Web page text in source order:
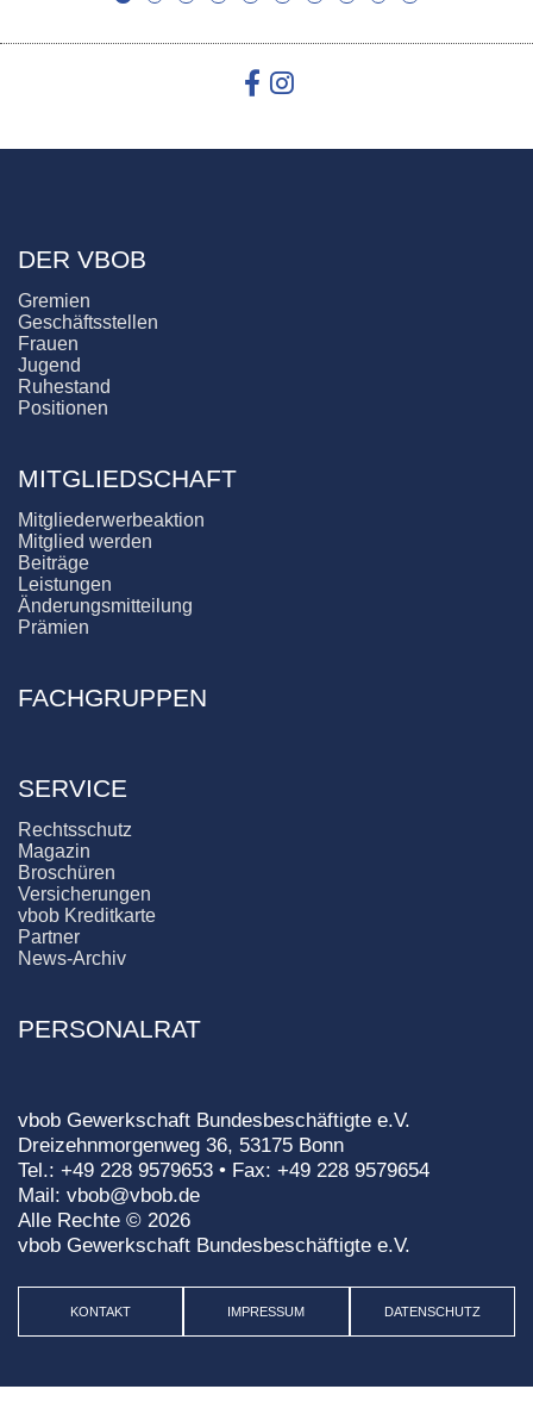
DER VBOB
Gremien
Geschäftsstellen
Frauen
Jugend
Ruhestand
Positionen
MITGLIEDSCHAFT
Mitgliederwerbeaktion
Mitglied werden
Beiträge
Leistungen
Änderungsmitteilung
Prämien
FACHGRUPPEN
SERVICE
Rechtsschutz
Magazin
Broschüren
Versicherungen
vbob Kreditkarte
Partner
News-Archiv
PERSONALRAT
vbob Gewerkschaft Bundesbeschäftigte e.V.
Dreizehnmorgenweg 36, 53175 Bonn
Tel.: +49 228 9579653 • Fax: +49 228 9579654
Mail: vbob@vbob.de
Alle Rechte © 2026
vbob Gewerkschaft Bundesbeschäftigte e.V.
KONTAKT IMPRESSUM DATENSCHUTZ